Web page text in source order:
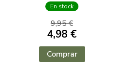
En stock
9,95 €
4,98 €
Comprar